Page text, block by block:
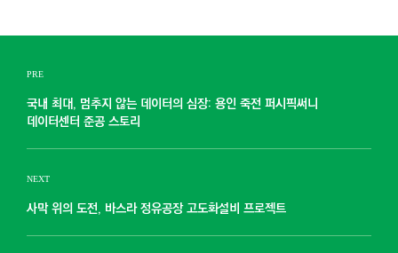
PRE
국내 최대, 멈추지 않는 데이터의 심장: 용인 죽전 퍼시픽써니
데이터센터 준공 스토리
NEXT
사막 위의 도전, 바스라 정유공장 고도화설비 프로젝트